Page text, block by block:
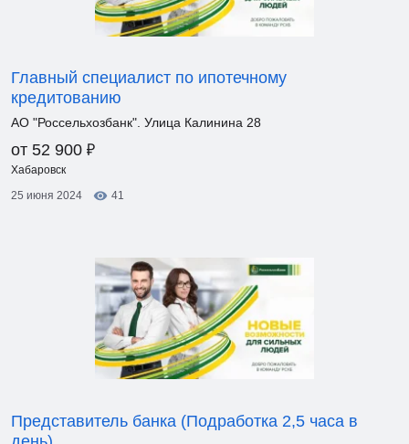
Главный специалист по ипотечному
кредитованию
АО "Россельхозбанк". Улица Калинина 28
от 52 900 ₽
Хабаровск
25 июня 2024
41
Представитель банка (Подработка 2,5 часа в